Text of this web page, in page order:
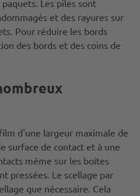
Les piles sont
et des rayures sur
Pour réduire les bords
des bords et des coins de
d'une largeur maximale de
surface de contact et à une
même sur les boîtes
pressées. Le scellage par
que nécessaire. Cela